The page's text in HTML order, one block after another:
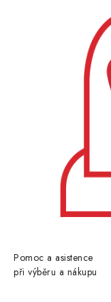
Pomoc a asistence
při výběru a nákupu